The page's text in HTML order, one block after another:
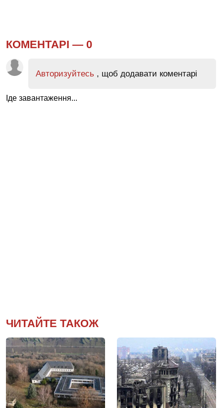
КОМЕНТАРІ — 0
Авторизуйтесь , щоб додавати коментарі
Іде завантаження...
ЧИТАЙТЕ ТАКОЖ